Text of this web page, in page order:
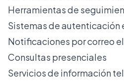
Herramientas de
Sistemas de autenticación
Notificaciones por correo
Consultas presenciales
Servicios de información